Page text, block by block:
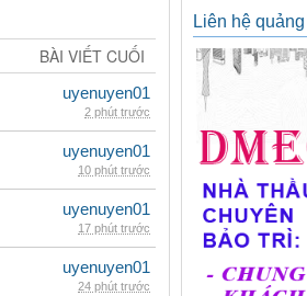
BÀI VIẾT CUỐI
uyenuyen01
2 phút trước
uyenuyen01
10 phút trước
uyenuyen01
17 phút trước
uyenuyen01
24 phút trước
Liên hệ